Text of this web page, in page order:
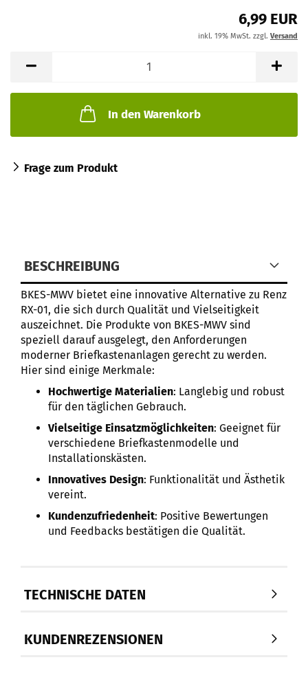
6,99 EUR
inkl. 19% MwSt. zzgl. Versand
In den Warenkorb
Frage zum Produkt
BESCHREIBUNG
BKES-MWV bietet eine innovative Alternative zu Renz
RX-01, die sich durch Qualität und Vielseitigkeit
auszeichnet. Die Produkte von BKES-MWV sind
speziell darauf ausgelegt, den Anforderungen
moderner Briefkastenanlagen gerecht zu werden.
Hier sind einige Merkmale:
Hochwertige Materialien: Langlebig und robust
für den täglichen Gebrauch.
Vielseitige Einsatzmöglichkeiten: Geeignet für
verschiedene Briefkastenmodelle und
Installationskästen.
Innovatives Design: Funktionalität und Ästhetik
vereint.
Kundenzufriedenheit: Positive Bewertungen
und Feedbacks bestätigen die Qualität.
TECHNISCHE DATEN
KUNDENREZENSIONEN